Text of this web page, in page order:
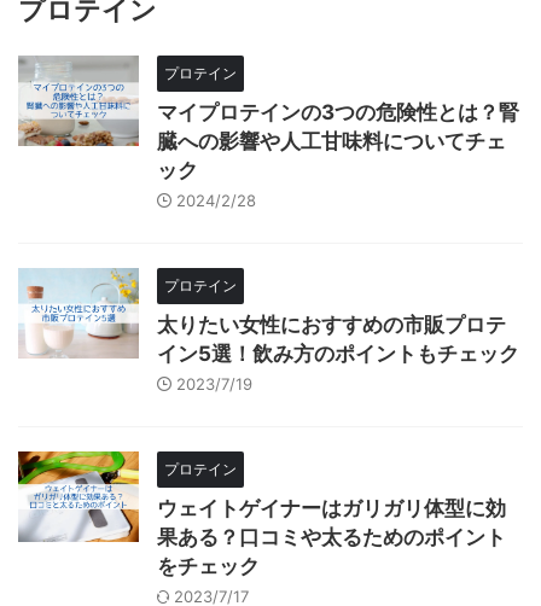
プロテイン
プロテイン
マイプロテインの3つの危険性とは？腎
臓への影響や人工甘味料についてチェ
ック
2024/2/28
プロテイン
太りたい女性におすすめの市販プロテ
イン5選！飲み方のポイントもチェック
2023/7/19
プロテイン
ウェイトゲイナーはガリガリ体型に効
果ある？口コミや太るためのポイント
をチェック
2023/7/17